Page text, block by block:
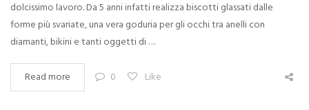
dolcissimo lavoro. Da 5 anni infatti realizza biscotti glassati dalle
forme più svariate, una vera goduria per gli occhi tra anelli con
diamanti, bikini e tanti oggetti di …
Read more 0 Like